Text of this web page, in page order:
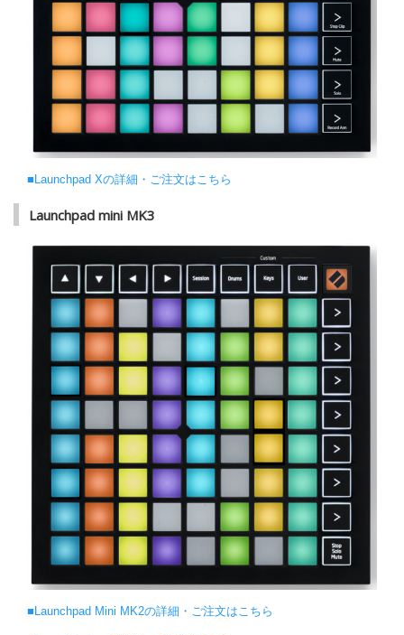
■Launchpad Xの詳細・ご注文はこちら
Launchpad mini MK3
■Launchpad Mini MK2の詳細・ご注文はこちら